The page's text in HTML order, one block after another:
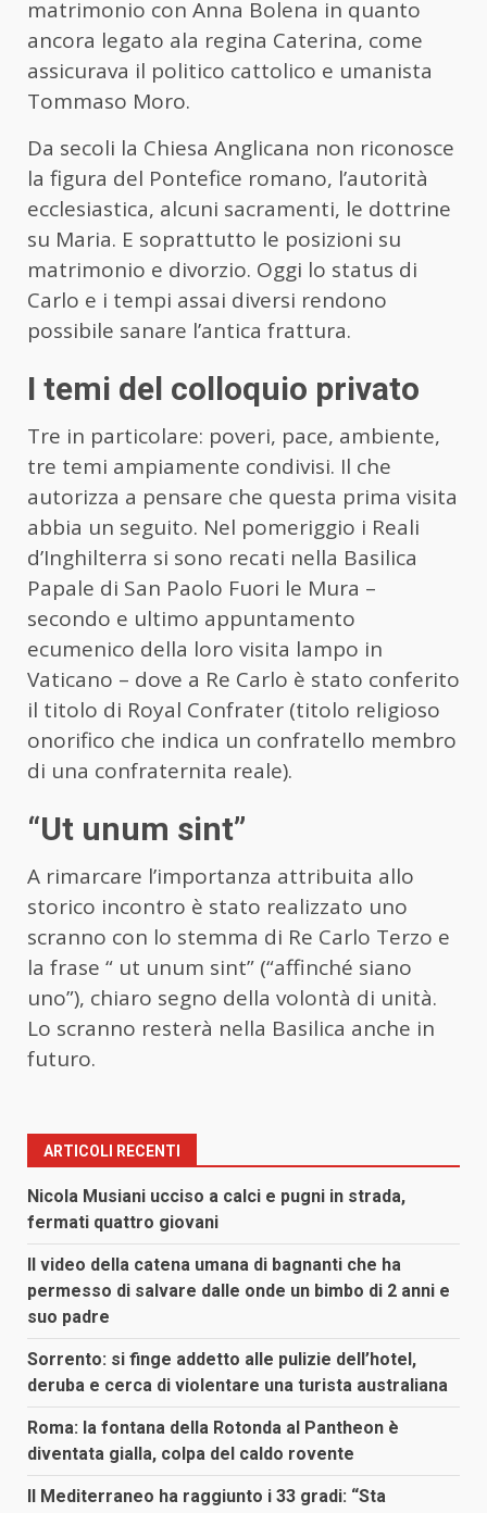
matrimonio con Anna Bolena in quanto
ancora legato ala regina Caterina, come
assicurava il politico cattolico e umanista
Tommaso Moro.
Da secoli la Chiesa Anglicana non riconosce
la figura del Pontefice romano, l’autorità
ecclesiastica, alcuni sacramenti, le dottrine
su Maria. E soprattutto le posizioni su
matrimonio e divorzio. Oggi lo status di
Carlo e i tempi assai diversi rendono
possibile sanare l’antica frattura.
I temi del colloquio privato
Tre in particolare: poveri, pace, ambiente,
tre temi ampiamente condivisi. Il che
autorizza a pensare che questa prima visita
abbia un seguito. Nel pomeriggio i Reali
d’Inghilterra si sono recati nella Basilica
Papale di San Paolo Fuori le Mura –
secondo e ultimo appuntamento
ecumenico della loro visita lampo in
Vaticano – dove a Re Carlo è stato conferito
il titolo di Royal Confrater (titolo religioso
onorifico che indica un confratello membro
di una confraternita reale).
“Ut unum sint”
A rimarcare l’importanza attribuita allo
storico incontro è stato realizzato uno
scranno con lo stemma di Re Carlo Terzo e
la frase “ ut unum sint” (“affinché siano
uno”), chiaro segno della volontà di unità.
Lo scranno resterà nella Basilica anche in
futuro.
ARTICOLI RECENTI
Nicola Musiani ucciso a calci e pugni in strada,
fermati quattro giovani
Il video della catena umana di bagnanti che ha
permesso di salvare dalle onde un bimbo di 2 anni e
suo padre
Sorrento: si finge addetto alle pulizie dell’hotel,
deruba e cerca di violentare una turista australiana
Roma: la fontana della Rotonda al Pantheon è
diventata gialla, colpa del caldo rovente
Il Mediterraneo ha raggiunto i 33 gradi: “Sta